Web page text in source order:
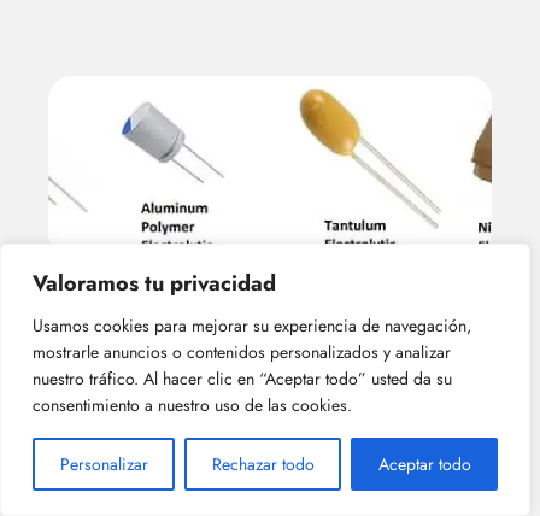
Valoramos tu privacidad
Usamos cookies para mejorar su experiencia de navegación,
mostrarle anuncios o contenidos personalizados y analizar
nuestro tráfico. Al hacer clic en “Aceptar todo” usted da su
consentimiento a nuestro uso de las cookies.
Personalizar Rechazar todo Aceptar todo
capacitores cerámicos, electrolíticos y de
película delgada?